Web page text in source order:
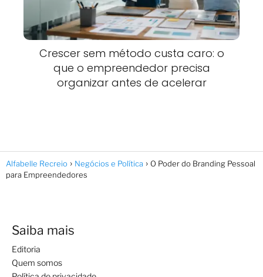
Crescer sem método custa caro: o
que o empreendedor precisa
organizar antes de acelerar
Alfabelle Recreio Negócios e Política
O Poder do Branding Pessoal
para Empreendedores
Saiba mais
Editoria
Quem somos